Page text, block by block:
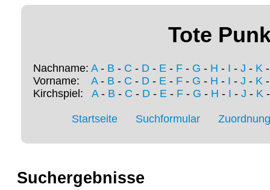
Tote
Nachname: A- B - C - D - E - F - G - H - I - J - K
Vorname: A- B - C - D - E - F - G - H - I - J - K
Kirchspiel: A- B - C - D- E- F- G - H - I - J - K
Startseite Suchformular
Suchergebnisse